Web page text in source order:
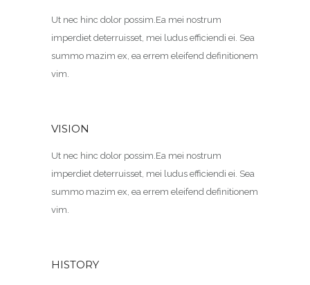
Ut nec hinc dolor possim.Ea mei nostrum
imperdiet deterruisset, mei ludus efficiendi ei. Sea
summo mazim ex, ea errem eleifend definitionem
vim.
VISION
Ut nec hinc dolor possim.Ea mei nostrum
imperdiet deterruisset, mei ludus efficiendi ei. Sea
summo mazim ex, ea errem eleifend definitionem
vim.
HISTORY